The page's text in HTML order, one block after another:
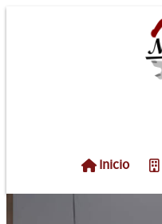
Inicio